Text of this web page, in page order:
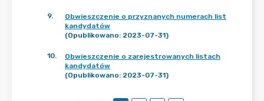
9.
Obwieszczenie o przyznanych numerach list
kandydatów
(Opublikowano: 2023-07-31)
10.
Obwieszczenie o zarejestrowanych listach
kandydatów
(Opublikowano: 2023-07-31)